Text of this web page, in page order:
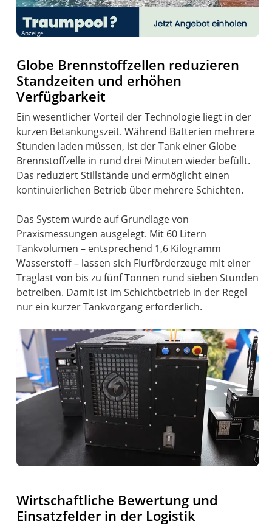
Anzeige
Globe Brennstoffzellen reduzieren
Standzeiten und erhöhen
Verfügbarkeit
Ein wesentlicher Vorteil der Technologie liegt in der
kurzen Betankungszeit. Während Batterien mehrere
Stunden laden müssen, ist der Tank einer Globe
Brennstoffzelle in rund drei Minuten wieder befüllt.
Das reduziert Stillstände und ermöglicht einen
kontinuierlichen Betrieb über mehrere Schichten.
Das System wurde auf Grundlage von
Praxismessungen ausgelegt. Mit 60 Litern
Tankvolumen – entsprechend 1,6 Kilogramm
Wasserstoff – lassen sich Flurförderzeuge mit einer
Traglast von bis zu fünf Tonnen rund sieben Stunden
betreiben. Damit ist im Schichtbetrieb in der Regel
nur ein kurzer Tankvorgang erforderlich.
Wirtschaftliche Bewertung und
Einsatzfelder in der Logistik